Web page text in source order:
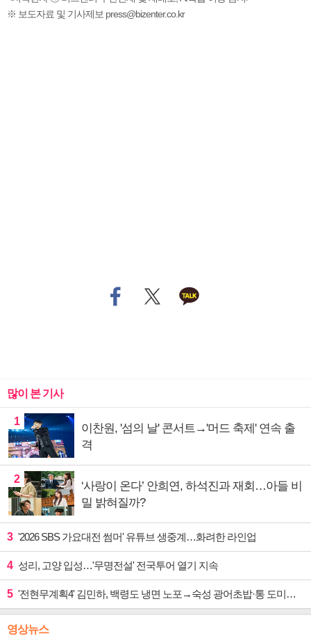
※ 보도자료 및 기사제보 press@bizenter.co.kr
많이 본 기사
1
이찬원, '섬의 날' 콘서트→'머드 축제' 연속 출
격
2
‘사랑이 온다’ 안희연, 하석진과 재회…아들 비
밀 밝혀질까?
3 '2026 SBS 가요대전 썸머' 유튜브 생중계…화려한 라인업
4 성리, 고양 입성…'무명전설' 전국투어 열기 지속
5 '전현무계획4' 김민하, 백령도 냉면 노포→숙성 광어초밥·통 도미찜 맛집 탐방
영상뉴스